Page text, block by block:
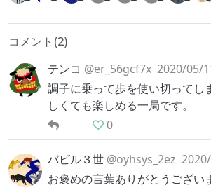
コメント(2)
テンコ @er_56gcf7x 2020/05/
調子に乗って歩を使い切ってし
しくても楽しめる一局です。
0
バビル３世 @oyhsys_2ez
お褒めの言葉ありがとうござい